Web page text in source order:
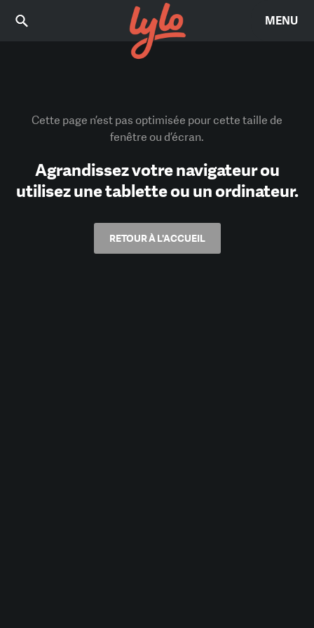
MENU
Cette page n’est pas optimisée pour cette taille de
fenêtre ou d’écran.
Agrandissez votre navigateur ou
utilisez une tablette ou un ordinateur.
RETOUR À L'ACCUEIL